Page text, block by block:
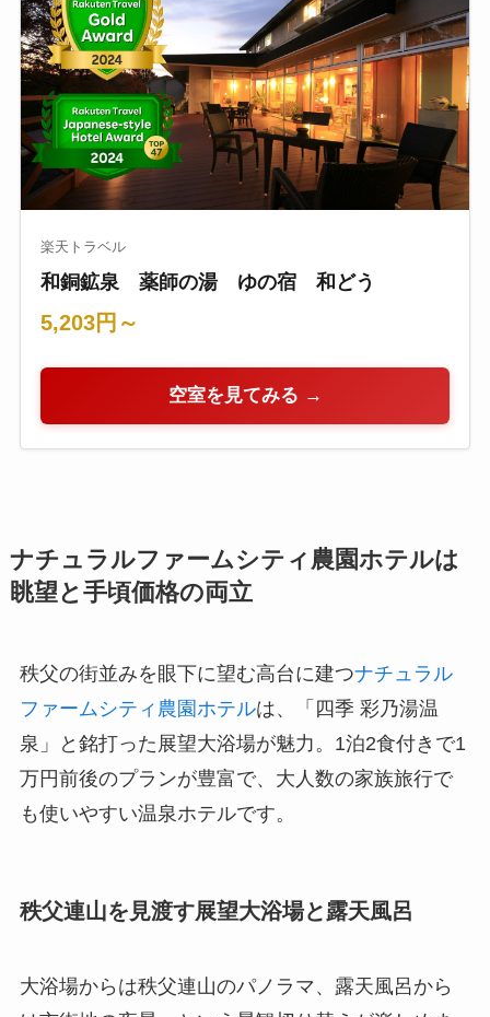
楽天トラベル
和銅鉱泉 薬師の湯 ゆの宿 和どう
5,203円～
空室を見てみる →
ナチュラルファームシティ農園ホテルは
眺望と手頃価格の両立
秩父の街並みを眼下に望む高台に建つナチュラル
ファームシティ農園ホテルは、「四季 彩乃湯温
泉」と銘打った展望大浴場が魅力。1泊2食付きで1
万円前後のプランが豊富で、大人数の家族旅行で
も使いやすい温泉ホテルです。
秩父連山を見渡す展望大浴場と露天風呂
大浴場からは秩父連山のパノラマ、露天風呂から